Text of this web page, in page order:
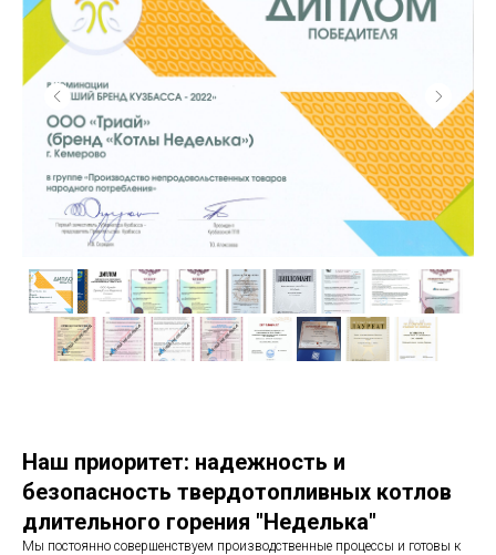
Наш приоритет: надежность и
безопасность твердотопливных котлов
длительного горения "Неделька"
Мы постоянно совершенствуем производственные процессы и готовы к